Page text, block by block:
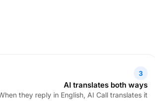
3
AI translates both ways
they reply in English, AI Call translates it